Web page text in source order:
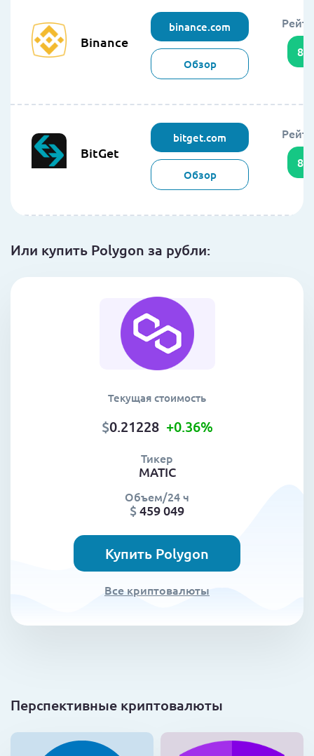
Binance
binance.com
Обзор
86
BitGet
bitget.com
Обзор
85
Или купить Polygon за рубли:
Текущая стоимость
$0.21228 +0.36%
Тикер
MATIC
Объем/24 ч
$459 049
Купить Polygon
Все криптовалюты
Перспективные криптовалюты